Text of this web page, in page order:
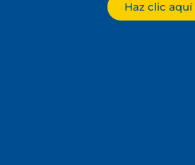
Haz clic aquí